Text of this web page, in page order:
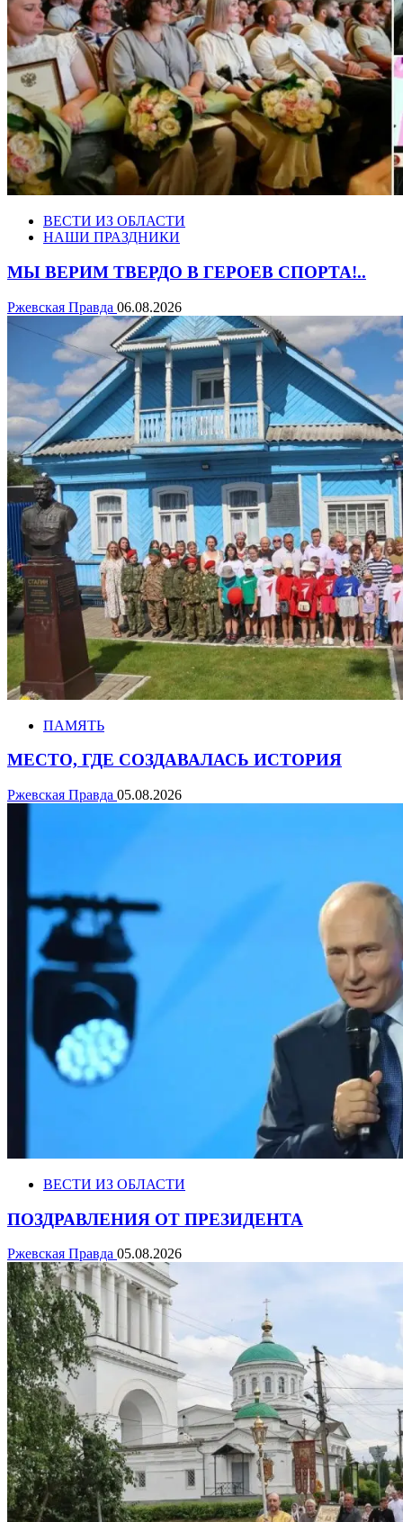
ВЕСТИ ИЗ ОБЛАСТИ
НАШИ ПРАЗДНИКИ
МЫ ВЕРИМ ТВЕРДО В ГЕРОЕВ СПОРТА!..
Ржевская Правда 06.08.2026
ПАМЯТЬ
МЕСТО, ГДЕ СОЗДАВАЛАСЬ ИСТОРИЯ
Ржевская Правда 05.08.2026
ВЕСТИ ИЗ ОБЛАСТИ
ПОЗДРАВЛЕНИЯ ОТ ПРЕЗИДЕНТА
Ржевская Правда 05.08.2026